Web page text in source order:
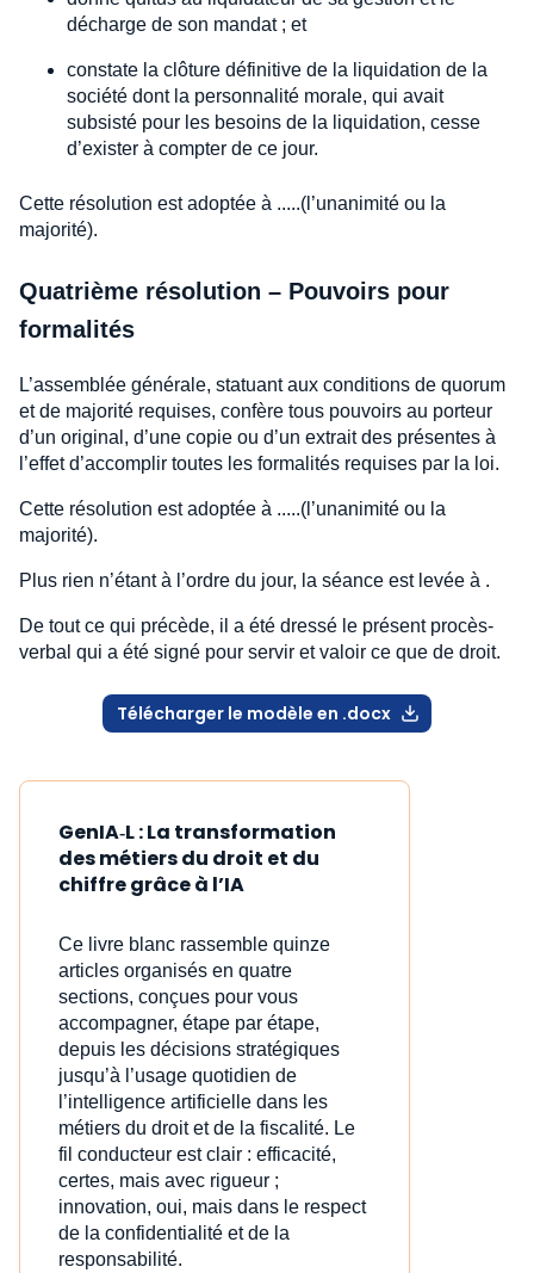
décharge de son mandat ; et
constate la clôture définitive de la liquidation de la
société dont la personnalité morale, qui avait
subsisté pour les besoins de la liquidation, cesse
d’exister à compter de ce jour.
Cette résolution est adoptée à .....(l’unanimité ou la
majorité).
Quatrième résolution – Pouvoirs pour
formalités
L’assemblée générale, statuant aux conditions de quorum
et de majorité requises, confère tous pouvoirs au porteur
d’un original, d’une copie ou d’un extrait des présentes à
l’effet d’accomplir toutes les formalités requises par la loi.
Cette résolution est adoptée à .....(l’unanimité ou la
majorité).
Plus rien n’étant à l’ordre du jour, la séance est levée à .
De tout ce qui précède, il a été dressé le présent procès-
verbal qui a été signé pour servir et valoir ce que de droit.
Télécharger le modèle en .docx
GenIA‑L : La transformation
des métiers du droit et du
chiffre grâce à l’IA
Ce livre blanc rassemble quinze
articles organisés en quatre
sections, conçues pour vous
accompagner, étape par étape,
depuis les décisions stratégiques
jusqu’à l’usage quotidien de
l’intelligence artificielle dans les
métiers du droit et de la fiscalité. Le
fil conducteur est clair : efficacité,
certes, mais avec rigueur ;
innovation, oui, mais dans le respect
de la confidentialité et de la
responsabilité.